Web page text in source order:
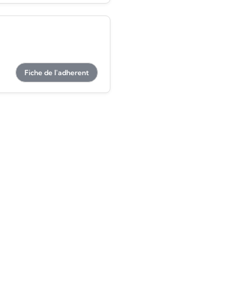
Fiche de l'adherent